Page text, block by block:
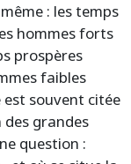
: les temps
hommes forts
prospères
faibles
est souvent citée
des grandes
question :